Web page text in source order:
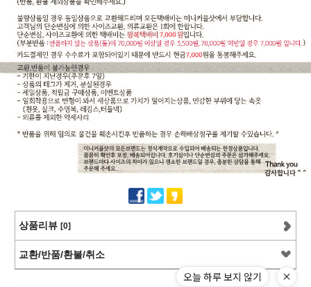
상품리뷰 [0]
교환/반품/환불/취소
오늘 하루 보지 않기